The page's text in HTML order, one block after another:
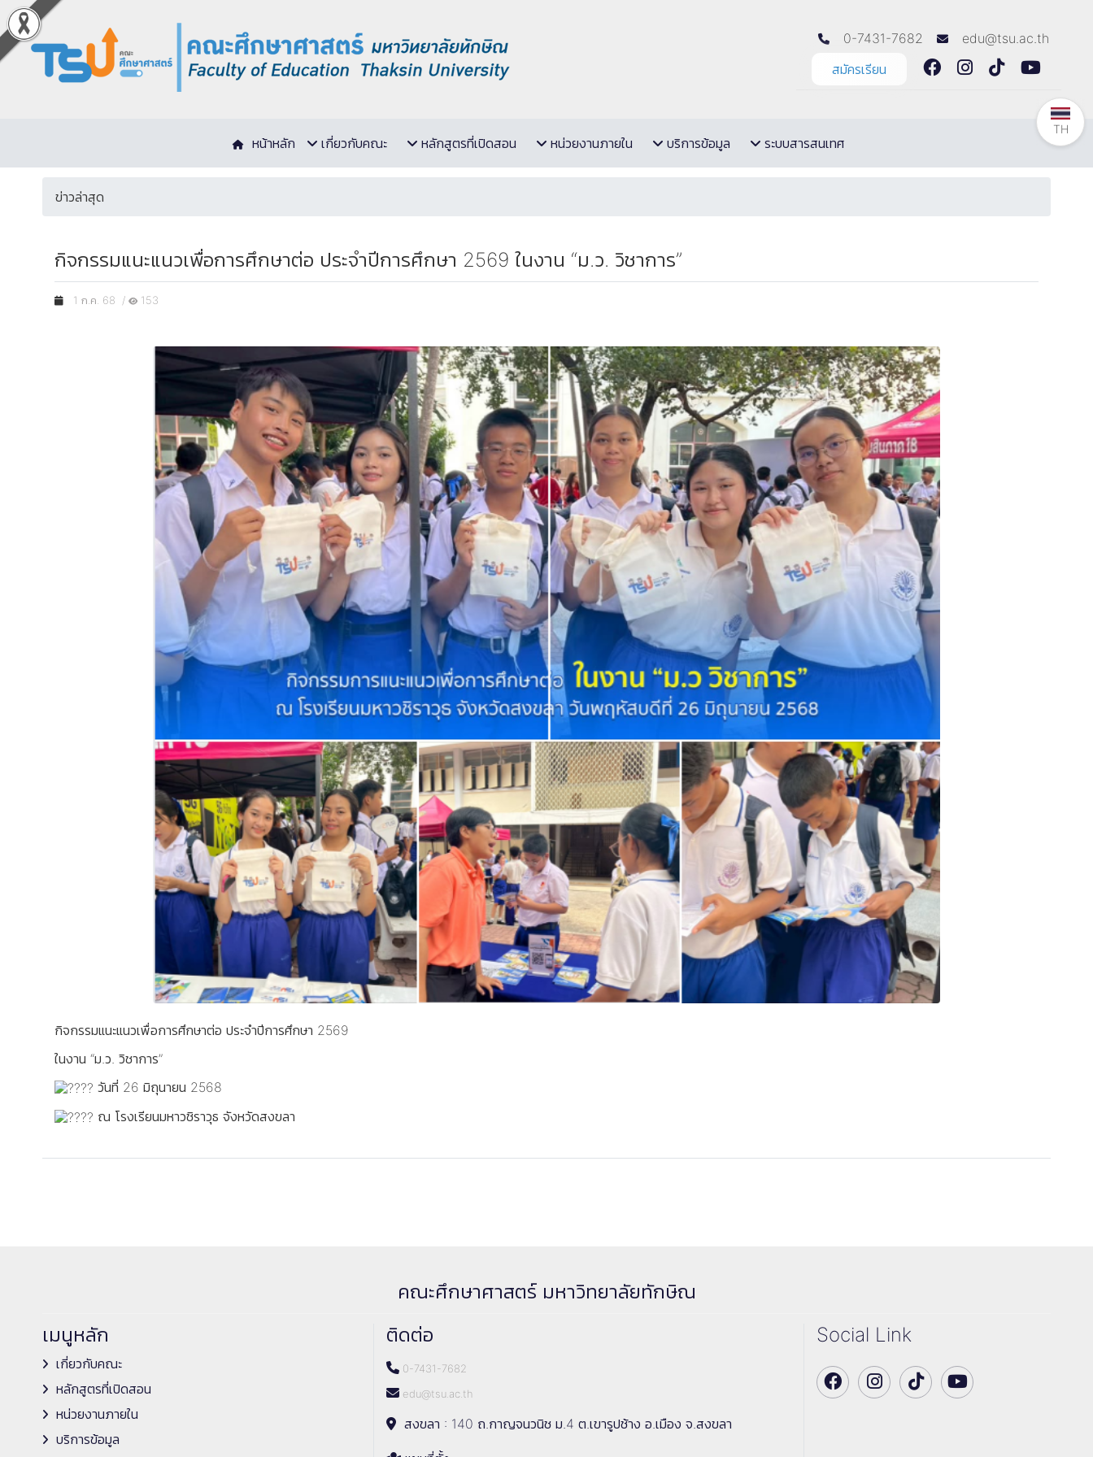
0-7431-7682
edu@tsu.ac.th
สมัครเรียน
หน้าหลัก เกี่ยวกับคณะ หลักสูตรที่เปิดสอน หน่วยงานภายใน บริการข้อมูล ระบบสารสนเทศ
ข่าวล่าสุด
กิจกรรมแนะแนวเพื่อการศึกษาต่อ ประจำปีการศึกษา 2569 ในงาน “ม.ว. วิชาการ”
1 ก.ค. 68 / 153
กิจกรรมแนะแนวเพื่อการศึกษาต่อ ประจำปีการศึกษา 2569
ในงาน “ม.ว. วิชาการ”
วันที่ 26 มิถุนายน 2568
ณ โรงเรียนมหาวชิราวุธ จังหวัดสงขลา
คณะศึกษาศาสตร์ มหาวิทยาลัยทักษิณ
เมนูหลัก
เกี่ยวกับคณะ
หลักสูตรที่เปิดสอน
หน่วยงานภายใน
บริการข้อมูล
ติดต่อ
0-7431-7682
edu@tsu.ac.th
สงขลา : 140 ถ.กาญจนวนิช ม.4 ต.เขารูปช้าง อ.เมือง จ.สงขลา
Social Link
TH